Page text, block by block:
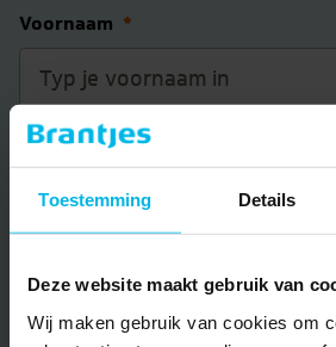
Toestemming Details
Deze website maakt gebruik van
Wij maken gebruik van cookies om
Voornaam *
Achternaam *